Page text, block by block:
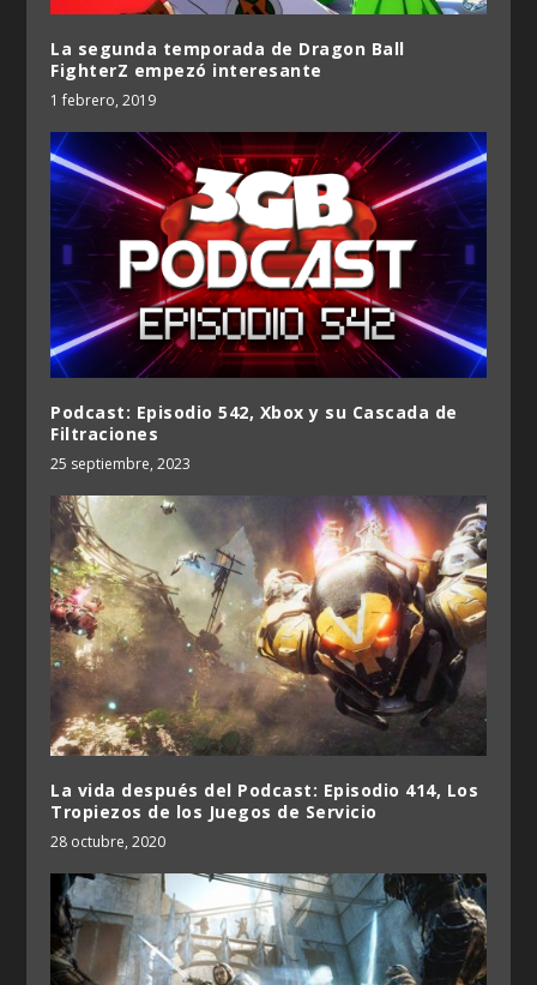
La segunda temporada de Dragon Ball
FighterZ empezó interesante
1 febrero, 2019
Podcast: Episodio 542, Xbox y su Cascada de
Filtraciones
25 septiembre, 2023
La vida después del Podcast: Episodio 414, Los
Tropiezos de los Juegos de Servicio
28 octubre, 2020